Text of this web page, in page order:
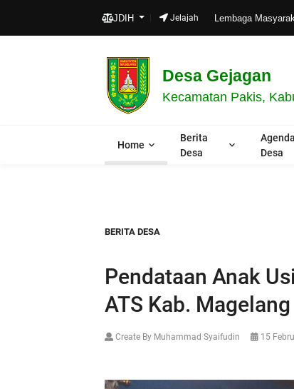
JDIH Jelajah Lembaga
Desa Gejagan
Kecamatan Pakis,
Home
Berita
Desa
Agenda
Desa
BERITA DESA
Pendataan Anak
ATS Kab. Magelang
Create By Muhammad Syaifudin 15